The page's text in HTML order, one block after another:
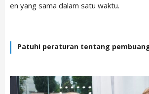
en yang sama dalam satu waktu.
Patuhi peraturan tentang